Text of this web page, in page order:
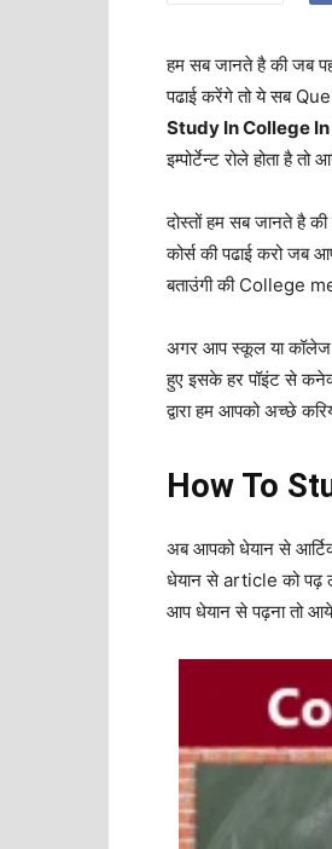
हम सब जानते है की जब
पढाई करेंगे तो ये सब
Study In College
इम्पोर्टेन्ट रोले होता है
दोस्तों हम सब जानते है
कोर्स की पढाई करो जब
बताउंगी की College
अगर आप स्कूल या कॉलेज
हुए इसके हर पॉइंट से
द्वारा हम आपको अच्छे
How To
अब आपको धेयान से
धेयान से article को पढ़
आप धेयान से पढ़ना तो